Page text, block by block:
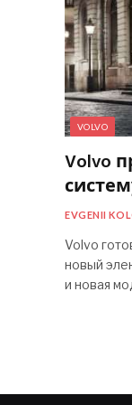
VOLVO
Volvo
EVGENII
Volvo
новый
и новая